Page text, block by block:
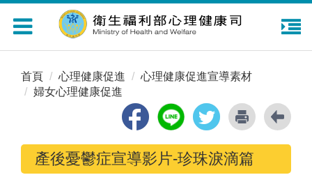
Toggle
navigation
首頁 心理健康促進
心理健康促進宣導素材
婦女心理健康促進
產後憂鬱症宣導影片-珍珠淚滴篇